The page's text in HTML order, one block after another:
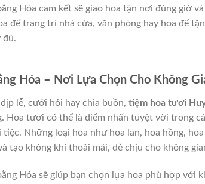
Hóa cam kết sẽ giao hoa tận nơi đúng giờ
để trang trí nhà cửa, văn phòng hay hoa để
đủ.
Hóa – Nơi Lựa Chọn Cho Không
lễ, cưới hỏi hay chia buồn, tiệm hoa tươi
Hoa tươi có thể là điểm nhấn tuyệt vời trong
tiệc. Những loại hoa như hoa lan, hoa hồng,
tạo không khí thoải mái, dễ chịu cho không
Hóa sẽ giúp bạn chọn lựa hoa phù hợp với